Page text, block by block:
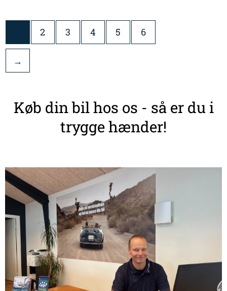
2 3 4 5 6
→
Køb din bil hos os - så er du i
trygge hænder!